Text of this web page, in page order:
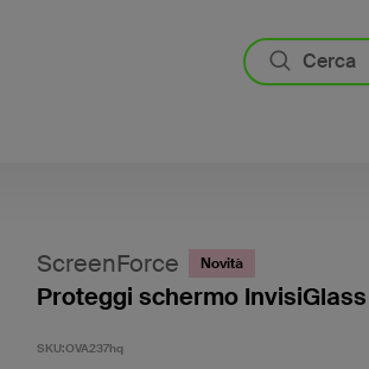
ScreenForce Novità
Proteggi schermo
SKU:OVA237hq